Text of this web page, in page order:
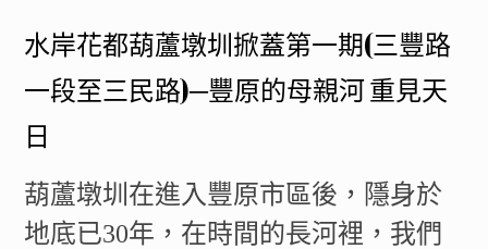
水岸花都葫蘆墩圳掀蓋第一期(三豐路
一段至三民路)─豐原的母親河 重見天
日
葫蘆墩圳在進入豐原市區後，隱身於
地底已30年，在時間的長河裡，我們